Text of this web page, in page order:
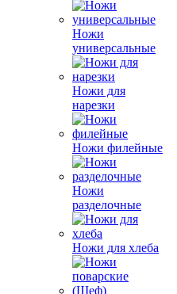
Ножи
универсальные
Ножи для
нарезки
Ножи филейные
Ножи
разделочные
Ножи для хлеба